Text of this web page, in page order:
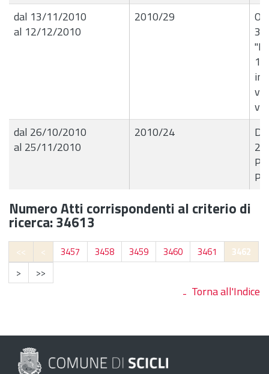
dal 13/11/2010
al 12/12/2010
2010/29
in
dal 26/10/2010
al 25/11/2010
2010/24
Numero Atti corrispondenti al criterio di
ricerca: 34613
<< < 3457 3458 3459 3460 3461
3462
>
>>
Torna all'Indice